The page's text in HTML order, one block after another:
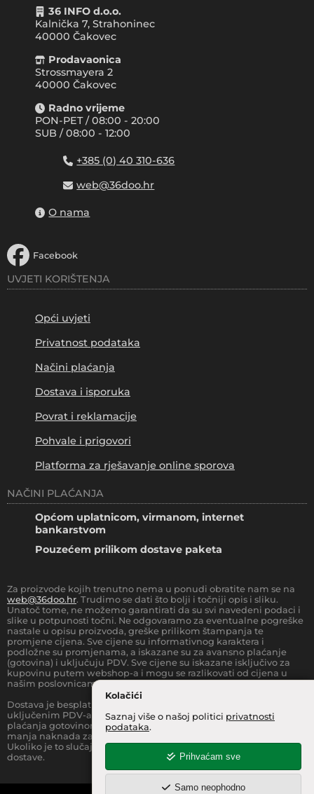
Kolačići
Saznaj više o našoj politici privatnosti
podataka.
Prihvaćam sve
Samo neophodno
36 INFO d.o.o.
Kalnička 7, Strahoninec
40000 Čakovec
Prodavaonica
Strossmayera 2
40000 Čakovec
Radno vrijeme
PON-PET / 08:00 - 20:00
SUB / 08:00 - 12:00
+385 (0) 40 310-636
web@36doo.hr
O nama
Facebook
UVJETI KORIŠTENJA
Opći uvjeti
Privatnost podataka
Načini plaćanja
Dostava i isporuka
Povrat i reklamacije
Pohvale i prigovori
Platforma za rješavanje online sporova
NAČINI PLAĆANJA
Općom uplatnicom, virmanom, internet
bankarstvom
Pouzećem prilikom dostave paketa
Za proizvode kojih trenutno nema u ponudi obratite nam se na
web@36doo.hr. Trudimo se dati što bolji i točniji opis i sliku.
Unatoč tome, ne možemo garantirati da su svi navedeni podaci i
slike u potpunosti točni. Ne odgovaramo za eventualne pogreške
nastale u opisu proizvoda, greške prilikom štampanja te
promjene cijena. Sve cijene su informativnog karaktera i
podložne su promjenama, a iskazane su za avansno plaćanje
(gotovina) i uključuju PDV. Sve cijene su iskazane isključivo za
kupovinu putem webshop-a i mogu se razlikovati od cijena u
našim poslovnicama.
Dostava je besplatna za sve narudžbe iznad
uključenim PDV-a) za Zonu 1 (cijela RH, osim otoka).Prilikom
plaćanja gotovinom pri dostavi robe na kućnu adresu, moguća je
manja naknada za rad sa gotovinom na strani dostavne službe.
Ukoliko je to slučaj, to je jasno označeno pri samom iznosu
dostave.